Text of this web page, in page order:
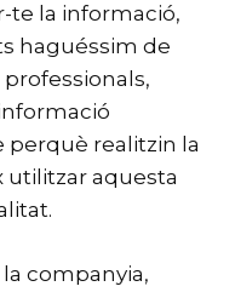
te la informació,
haguéssim de
realitzin la
utilitzar aquesta
companyia,